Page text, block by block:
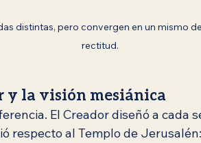
distintas, pero convergen en un mismo
rectitud.
y la visión mesiánica
El Creador diseñó a cada
respecto al Templo de Jerusalén: